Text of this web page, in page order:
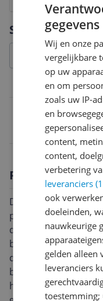
Specificaties
9010216060881
De Wash+Dry
praktische keuze
duurzame deurmat
beloopbaar
doorstaan. Het is
beige tint die
handige afmeting
gegevens
Wij en onze
vergelijkbare
op uw
en om
zoals uw IP-
en
content,
content,
verbetering
leveranciers
ook
doeleinden,
nauwkeurige
gelden alleen
leveranciers
toestemming;